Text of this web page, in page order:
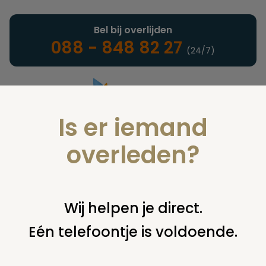
Landelijke uitvaartonderneming
Bel bij overlijden
088 - 848 82 27 (24/7)
U bent hier: home notarieel afwikkeling nalatenschap
Is er iemand
overleden?
Wij helpen je direct.
Eén telefoontje is voldoende.